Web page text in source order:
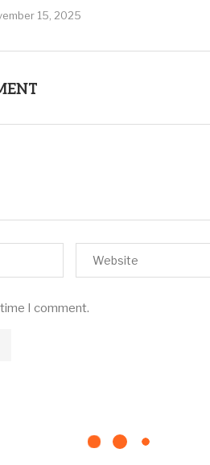
15, 2025
I comment.